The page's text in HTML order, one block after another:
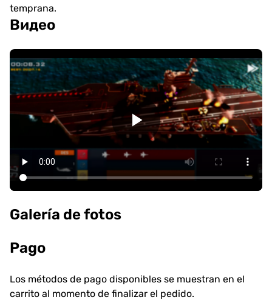
temprana.
Видео
Galería de fotos
Pago
Los métodos de pago disponibles se muestran en el
carrito al momento de finalizar el pedido.